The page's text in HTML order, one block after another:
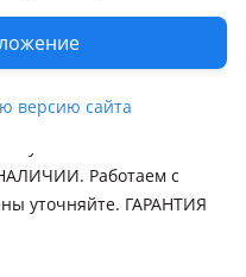
версию сайта
Работаем с
уточняйте. ГАРАНТИЯ